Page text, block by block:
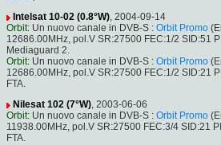
Intelsat 10-02 (0.8°W), 2004-09-14
Orbit: Un nuovo canale in DVB-S : Orbit Promo
12686.00MHz, pol.V SR:27500 FEC:1/2 SID:51
Mediaguard 2.
Orbit: Un nuovo canale in DVB-S : Orbit Promo
12686.00MHz, pol.V SR:27500 FEC:1/2 SID:21
FTA.
Nilesat 102 (7°W), 2003-06-06
Orbit: Un nuovo canale in DVB-S : Orbit Promo
11938.00MHz, pol.V SR:27500 FEC:3/4 SID:21
FTA.